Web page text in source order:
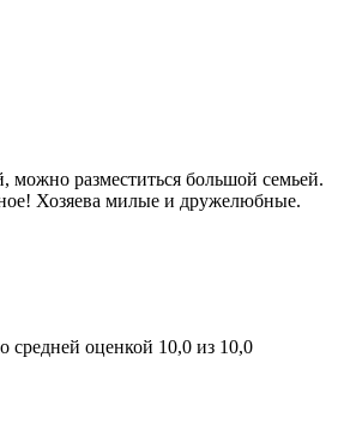
разместиться большой семьей.
Хозяева милые и дружелюбные.
средней оценкой 10,0 из 10,0